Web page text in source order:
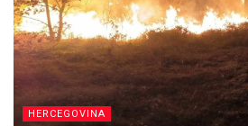
HERCEGOVINA